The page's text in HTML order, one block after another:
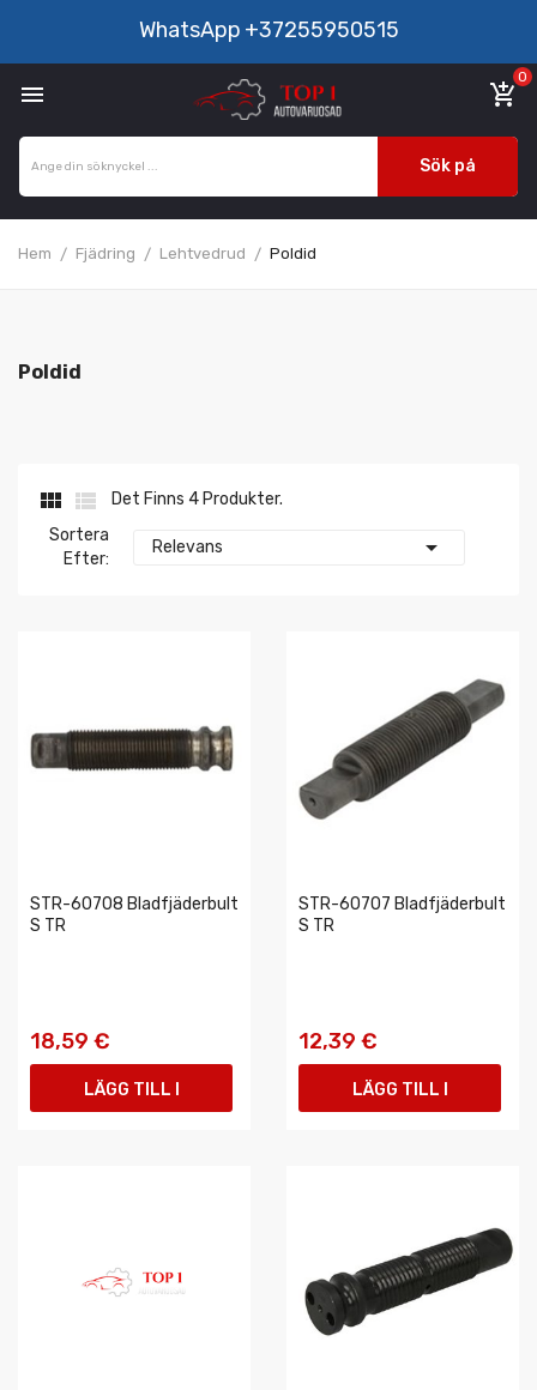
WhatsApp +37255950515
 add_shopping_cart
0
Sök på
Hem Fjädring Lehtvedrud Poldid
Poldid
 
Det Finns 4 Produkter.
Sortera
Efter:
Relevans 
STR-60708 Bladfjäderbult
S TR
18,59 €
LÄGG TILL I
STR-60707 Bladfjäderbult
S TR
12,39 €
LÄGG TILL I